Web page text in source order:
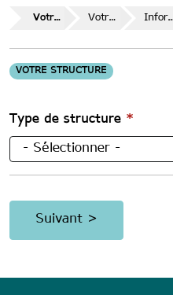
Votre structure Votre demande Informations et demandes complémentaires
VOTRE STRUCTURE
Type de structure *